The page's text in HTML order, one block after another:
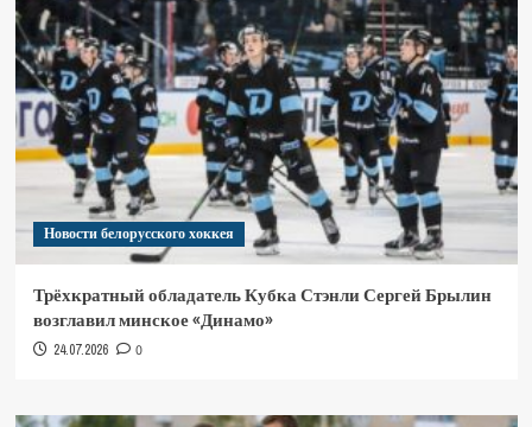
Новости белорусского хоккея
Трёхкратный обладатель Кубка Стэнли Сергей Брылин
возглавил минское «Динамо»
24.07.2026 0